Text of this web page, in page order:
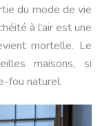
du mode de vie
à l’air est une
mortelle. Le
maisons, si
fou naturel.